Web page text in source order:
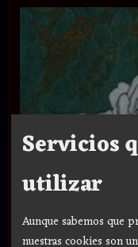
Servicios
utilizar
Aunque sabemos que
nuestras cookies son